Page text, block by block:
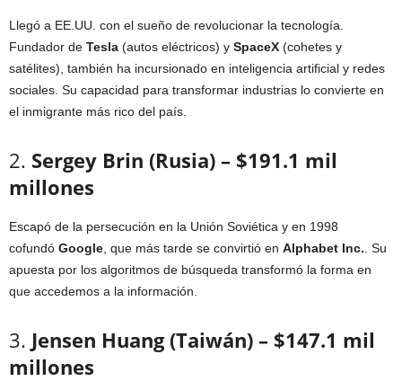
Llegó a EE.UU. con el sueño de revolucionar la tecnología.
Fundador de Tesla (autos eléctricos) y SpaceX (cohetes y
satélites), también ha incursionado en inteligencia artificial y redes
sociales. Su capacidad para transformar industrias lo convierte en
el inmigrante más rico del país.
2. Sergey Brin (Rusia) – $191.1 mil
millones
Escapó de la persecución en la Unión Soviética y en 1998
cofundó Google , que más tarde se convirtió en Alphabet Inc. . Su
apuesta por los algoritmos de búsqueda transformó la forma en
que accedemos a la información.
3. Jensen Huang (Taiwán) – $147.1 mil
millones